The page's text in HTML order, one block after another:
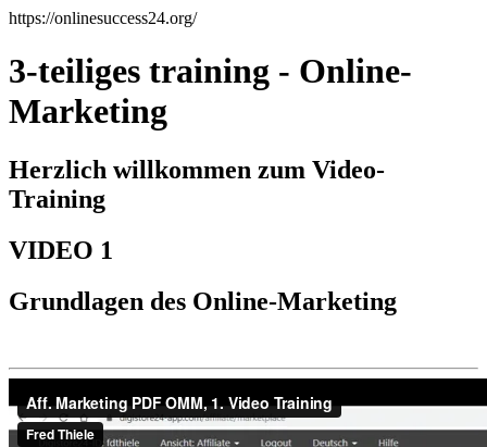
https://onlinesuccess24.org/
3-teiliges training - Online-
Marketing
Herzlich willkommen zum Video-
Training
VIDEO 1
Grundlagen des Online-Marketing